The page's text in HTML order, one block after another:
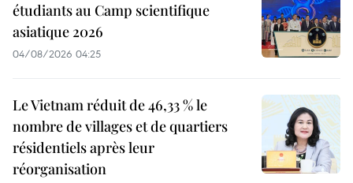
étudiants au Camp scientifique
asiatique 2026
04/08/2026 04:25
Le Vietnam réduit de 46,33 % le
nombre de villages et de quartiers
résidentiels après leur
réorganisation